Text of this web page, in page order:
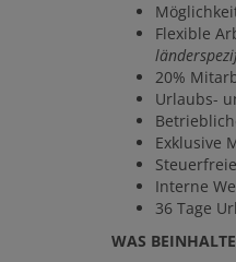
Flexible
20%
Urlaubs-
Exklusive
Interne
36 Tage
WAS